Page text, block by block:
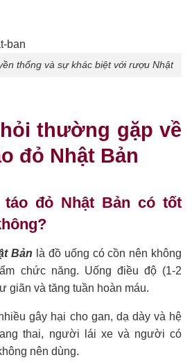
thống và sự khác biệt với rượu Nhật
thường gặp về
đỏ Nhật Bản
đỏ Nhật Bản có tốt
Bản là đồ uống có cồn nên không
chức năng. Uống điều độ (1-2
giãn và tăng tuần hoàn máu.
gây hại cho gan, dạ dày và hệ
thai, người lái xe và người có
nên dùng.